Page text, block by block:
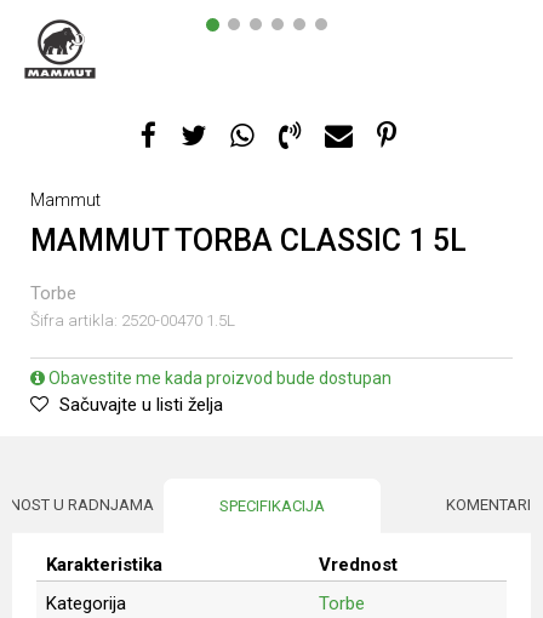
1 2 3 4 5 6
Mammut
MAMMUT TORBA CLASSIC 1 5L
Torbe
Šifra artikla: 2520-00470 1.5L
Obavestite me kada proizvod bude dostupan
Sačuvajte u listi želja
U RADNJAMA SPECIFIKACIJA KOMENTARI
Karakteristika
Vrednost
Kategorija
Torbe